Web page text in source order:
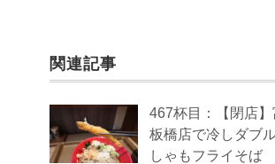
関連記事
467杯目：【閉店
板橋店で冷しダブ
しゃもフライそば